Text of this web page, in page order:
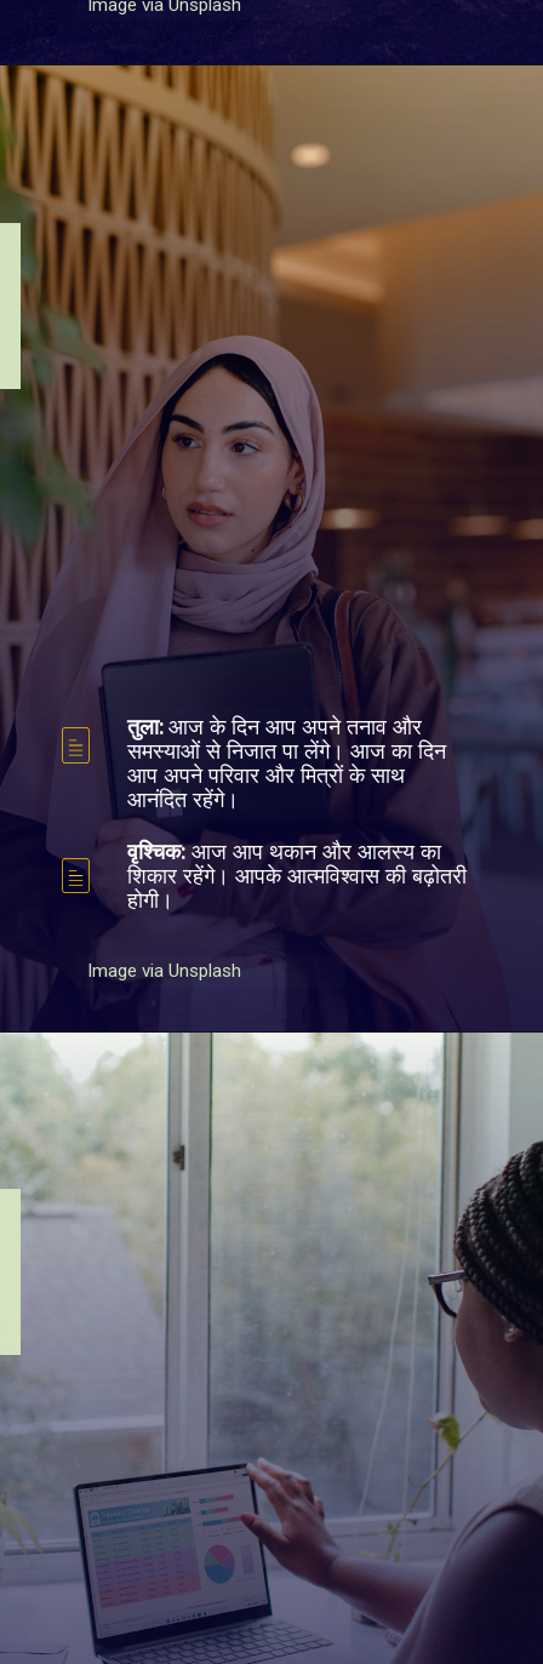
Image via Unsplash
Image via Unsplash
तुला:आज के दिन आप अपने तनाव और
समस्याओं से निजात पा लेंगे। आज का दिन
आप अपने परिवार और मित्रों के साथ
आनंदित रहेंगे।
वृश्चिक:आज आप थकान और आलस्य का
शिकार रहेंगे। आपके आत्मविश्वास की बढ़ोतरी
होगी।